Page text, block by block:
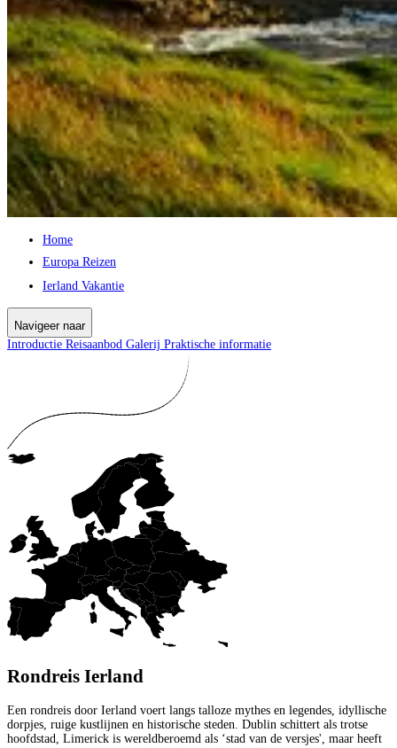
Home
Europa Reizen
Ierland Vakantie
Navigeer naar
Introductie Reisaanbod Galerij Praktische informatie
Rondreis Ierland
Een rondreis door Ierland voert langs talloze mythes en legendes, idyllische
dorpjes, ruige kustlijnen en historische steden. Dublin schittert als trotse
hoofdstad, Limerick is wereldberoemd als ‘stad van de versjes', maar heeft